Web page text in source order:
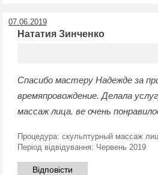
07.06.2019
Нататия Зинченко
Спасибо мастеру Надежде за
времяпровождение. Делала
массаж лица. ве очень
Процедура: скульптурный массаж
Період відвідування: Червень 2019
Відповісти